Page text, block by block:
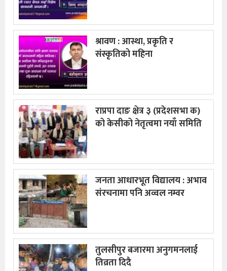
श्रावण : आस्था, प्रकृति र
संस्कृतिको महिना
राप्रपा दाङ क्षेत्र ३ (प्रदेशसभा क)
को केसीको नेतृत्वमा नयाँ समिति
जनता आधारभूत विद्यालय : अभाव
संरचनामा पनि अव्वल नम्वर
तुलसीपुर बजारमा अनुगमनलाई
तिव्रता दिदै